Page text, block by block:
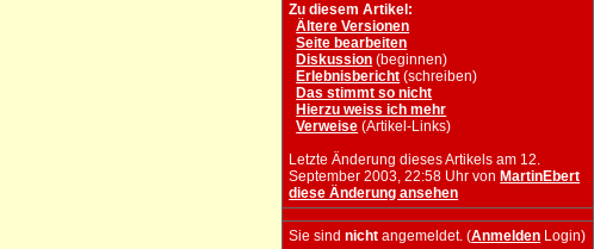
Zu diesem Artikel:
Ältere Versionen
Seite bearbeiten
Diskussion (beginnen)
Erlebnisbericht (schreiben)
Das stimmt so nicht
Hierzu weiss ich mehr
Verweise (Artikel-Links)
Letzte Änderung dieses Artikels am 12.
September 2003, 22:58 Uhr von MartinEbert
diese Änderung ansehen
Sie sindnicht angemeldet. (Anmelden Login)